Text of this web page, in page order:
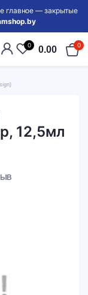
главное — закрытые
0 0.00 0
12,5мл